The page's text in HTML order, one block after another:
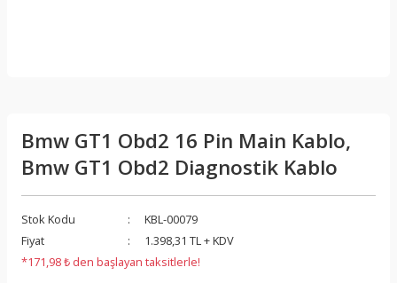
Bmw GT1 Obd2 16 Pin Main Kablo,
Bmw GT1 Obd2 Diagnostik Kablo
Stok Kodu
KBL-00079
Fiyat
1.398,31 TL + KDV
*171,98 ₺ den başlayan taksitlerle!